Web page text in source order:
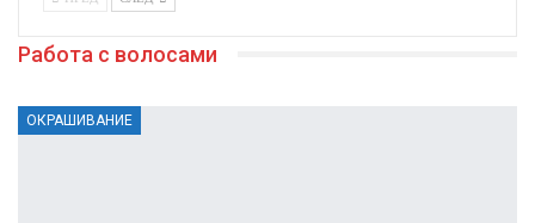
Работа с волосами
ОКРАШИВАНИЕ